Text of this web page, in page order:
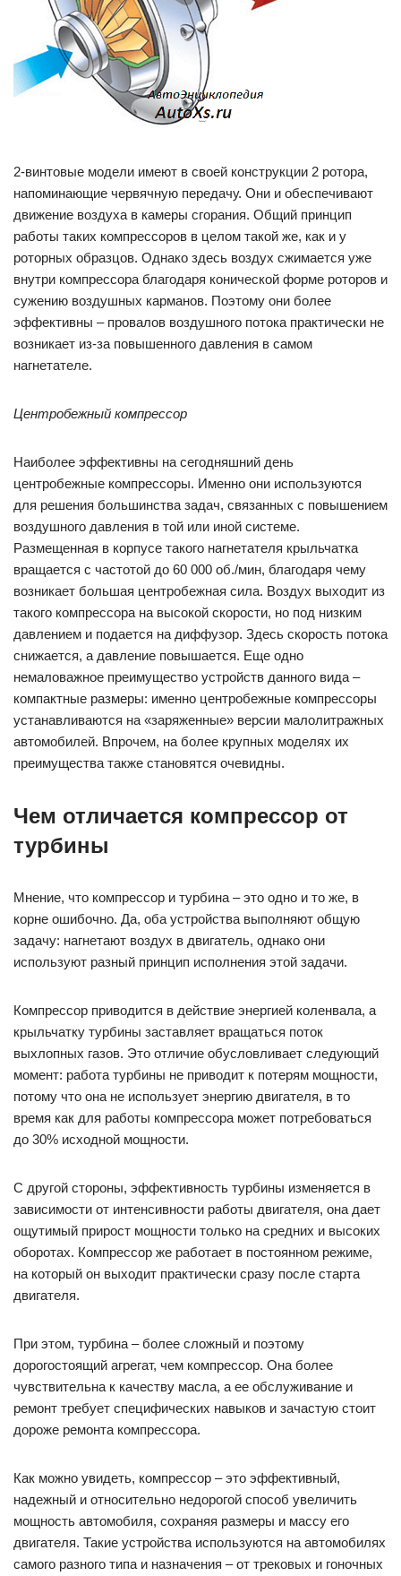
2-винтовые модели имеют в своей конструкции 2 ротора,
напоминающие червячную передачу. Они и обеспечивают
движение воздуха в камеры сгорания. Общий принцип
работы таких компрессоров в целом такой же, как и у
роторных образцов. Однако здесь воздух сжимается уже
внутри компрессора благодаря конической форме роторов и
сужению воздушных карманов. Поэтому они более
эффективны – провалов воздушного потока практически не
возникает из-за повышенного давления в самом
нагнетателе.
Центробежный компрессор
Наиболее эффективны на сегодняшний день
центробежные компрессоры. Именно они используются
для решения большинства задач, связанных с повышением
воздушного давления в той или иной системе.
Размещенная в корпусе такого нагнетателя крыльчатка
вращается с частотой до 60 000 об./мин, благодаря чему
возникает большая центробежная сила. Воздух выходит из
такого компрессора на высокой скорости, но под низким
давлением и подается на диффузор. Здесь скорость потока
снижается, а давление повышается. Еще одно
немаловажное преимущество устройств данного вида –
компактные размеры: именно центробежные компрессоры
устанавливаются на «заряженные» версии малолитражных
автомобилей. Впрочем, на более крупных моделях их
преимущества также становятся очевидны.
Чем отличается компрессор от
турбины
Мнение, что компрессор и турбина – это одно и то же, в
корне ошибочно. Да, оба устройства выполняют общую
задачу: нагнетают воздух в двигатель, однако они
используют разный принцип исполнения этой задачи.
Компрессор приводится в действие энергией коленвала, а
крыльчатку турбины заставляет вращаться поток
выхлопных газов. Это отличие обусловливает следующий
момент: работа турбины не приводит к потерям мощности,
потому что она не использует энергию двигателя, в то
время как для работы компрессора может потребоваться
до 30% исходной мощности.
С другой стороны, эффективность турбины изменяется в
зависимости от интенсивности работы двигателя, она дает
ощутимый прирост мощности только на средних и высоких
оборотах. Компрессор же работает в постоянном режиме,
на который он выходит практически сразу после старта
двигателя.
При этом, турбина – более сложный и поэтому
дорогостоящий агрегат, чем компрессор. Она более
чувствительна к качеству масла, а ее обслуживание и
ремонт требует специфических навыков и зачастую стоит
дороже ремонта компрессора.
Как можно увидеть, компрессор – это эффективный,
надежный и относительно недорогой способ увеличить
мощность автомобиля, сохраняя размеры и массу его
двигателя. Такие устройства используются на автомобилях
самого разного типа и назначения – от трековых и гоночных